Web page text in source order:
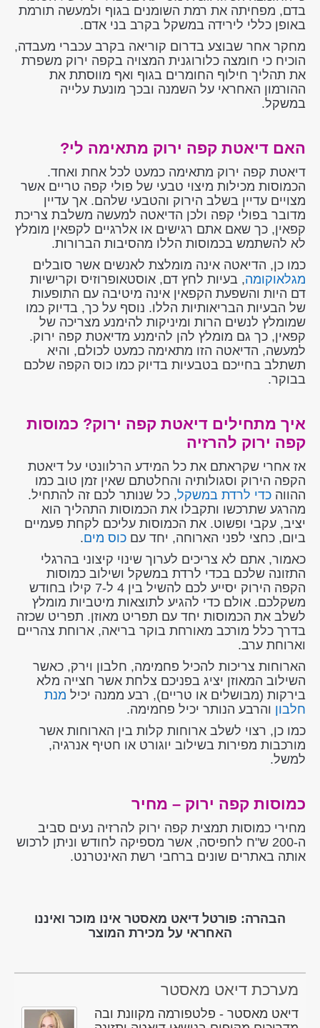
בדם, מפחיתה את רמת השומנים בגוף ולמעשה תורמת
באופן כללי לירידה במשקל בקרב בני אדם.
מחקר אחר שבוצע בדרום קוריאה בקרב עכברי מעבדה,
הוכיח כי חומצה כלורוגנית המצויה בקפה ירוק משפרת
את תהליך חילוף החומרים בגוף ואף מווסתת את
ההורמון האחראי על השמנה ובכך מונעת עלייה
במשקל.
האם דיאטת קפה ירוק מתאימה לי?
דיאטת קפה ירוק מתאימה כמעט לכל אחת ואחד.
הכמוסות מכילות מיצוי טבעי של פולי קפה טריים אשר
מצויים עדיין בשלב הירוק והטבעי שלהם. אך עדיין
מדובר בפולי קפה ולכן הדיאטה למעשה משלבת צריכת
קפאין, כך שאם אתם רגישים או אלרגיים לקפאין מומלץ
לא להשתמש בכמוסות הללו מהסיבות הברורות.
כמו כן, הדיאטה אינה מומלצת לאנשים אשר סובלים
מגלאוקומה, בעיות לחץ דם, אוסטאופרוזיס וקרישיות
דם היות והשפעת הקפאין אינה מיטיבה עם התופעות
של הבעיות הבריאותיות הללו. נוסף על כך, בדיוק כמו
שמומלץ לנשים הרות ומיניקות להימנע מצריכה של
קפאין, כך גם מומלץ להן להימנע מדיאטת קפה ירוק.
למעשה, הדיאטה הזו מתאימה כמעט לכולם, והיא
תשתלב בחייכם בטבעיות בדיוק כמו כוס הקפה שלכם
בבוקר.
איך מתחילים דיאטת קפה ירוק? כמוסות
קפה ירוק להרזיה
אז אחרי שקראתם את כל המידע הרלוונטי על דיאטת
הקפה הירוק וסגולותיה והחלטתם שאין זמן טוב כמו
ההווה כדי לרדת במשקל, כל שנותר לכם זה להתחיל.
מהרגע שתרכשו ותקבלו את הכמוסות התהליך הוא
יציב, עקבי ופשוט. את הכמוסות עליכם לקחת פעמיים
ביום, כחצי לפני הארוחה, יחד עם כוס מים.
כאמור, אתם לא צריכים לערוך שינוי קיצוני בהרגלי
התזונה שלכם בכדי לרדת במשקל ושילוב כמוסות
הקפה הירוק יסייע לכם להשיל בין 4 ל-7 קילו בחודש
משקלכם. אולם כדי להגיע לתוצאות מיטביות מומלץ
לשלב את הכמוסות יחד עם תפריט מאוזן. תפריט שכזה
בדרך כלל מורכב מאורחת בוקר בריאה, ארוחת צהריים
וארוחת ערב.
הארוחות צריכות להכיל פחמימה, חלבון וירק, כאשר
השילוב המאוזן יציג בפניכם צלחת אשר חצייה מלא
בירקות (מבושלים או טריים), רבע ממנה יכיל מנת
חלבון והרבע הנותר יכיל פחמימה.
כמו כן, רצוי לשלב ארוחות קלות בין הארוחות אשר
מורכבות מפירות בשילוב יוגורט או חטיף אנרגיה,
למשל.
כמוסות קפה ירוק – מחיר
מחירי כמוסות תמצית קפה ירוק להרזיה נעים סביב
ה-200 ש"ח לחפיסה, אשר מספיקה לחודש וניתן לרכוש
אותה באתרים שונים ברחבי רשת האינטרנט.
הבהרה: פורטל דיאט מאסטר אינו מוכר ואיננו
האחראי על מכירת המוצר
מערכת דיאט מאסטר
דיאט מאסטר - פלטפורמה מקוונת ובה